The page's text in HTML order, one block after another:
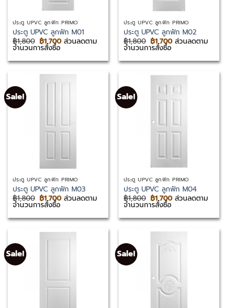
ประตู UPVC ลูกฟัก PRIMO
ประตู UPVC ลูกฟัก M01
฿1,800 Original
price
฿1,800.
฿1,700Current
฿1,700.
ส่วนลดตาม
จำนวนการสั่งซื้อ
ประตู UPVC ลูกฟัก PRIMO
ประตู UPVC ลูกฟัก M02
฿1,800 Original
price
฿1,800.
฿1,700Current
฿1,700.
ส่วนลดตาม
จำนวนการสั่งซื้อ
Sale!
ประตู UPVC ลูกฟัก PRIMO
ประตู UPVC ลูกฟัก M03
฿1,800 Original
price
฿1,800.
฿1,700Current
฿1,700.
ส่วนลดตาม
จำนวนการสั่งซื้อ
Sale!
ประตู UPVC ลูกฟัก PRIMO
ประตู UPVC ลูกฟัก M04
฿1,800 Original
price
฿1,800.
฿1,700Current
฿1,700.
ส่วนลดตาม
จำนวนการสั่งซื้อ
Sale! Sale!